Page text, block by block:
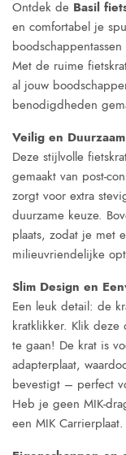
Ontdek de Basil
en comfortabel je
Met de ruime
al jouw
benodigdheden
Veilig en Duurzaam
Deze stijlvolle
gemaakt van post-
zorgt voor extra
duurzame keuze.
plaats, zodat je met
milieuvriendelijke
Slim Design en
Een leuk detail: de
kratklikker. Klik
te gaan! De krat is
adapterplaat,
bevestigt – perfect
Heb je geen MIK-
een MIK Carrierplaat.